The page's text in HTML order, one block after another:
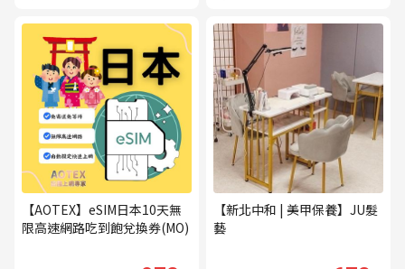
【AOTEX】eSIM日本10天無
限高速網路吃到飽兌換券(MO)
【新北中和 | 美甲保養】JU髮
藝